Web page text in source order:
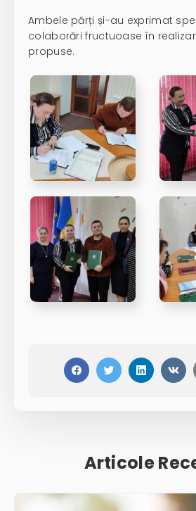
Ambele părți și-au exprimat
colaborări fructuoase în
propuse.
Articole